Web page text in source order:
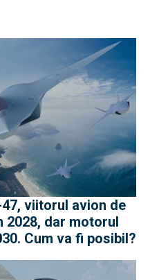
viitorul avion de
2028, dar motorul
Cum va fi posibil?